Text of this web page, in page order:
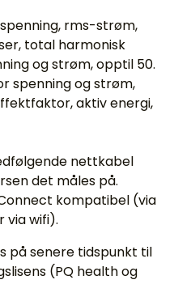
rms-strøm,
total harmonisk
og strøm, opptil 50.
spenning og strøm,
aktiv energi,
nettkabel
det måles på.
kompatibel (via
via wifi).
på senere tidspunkt til
(PQ health og